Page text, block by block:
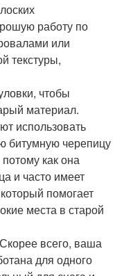
работу по
или
​​текстуры,
чтобы
материал.
использовать
битумную черепицу
как она
и часто имеет
помогает
места в старой
всего, ваша
для одного